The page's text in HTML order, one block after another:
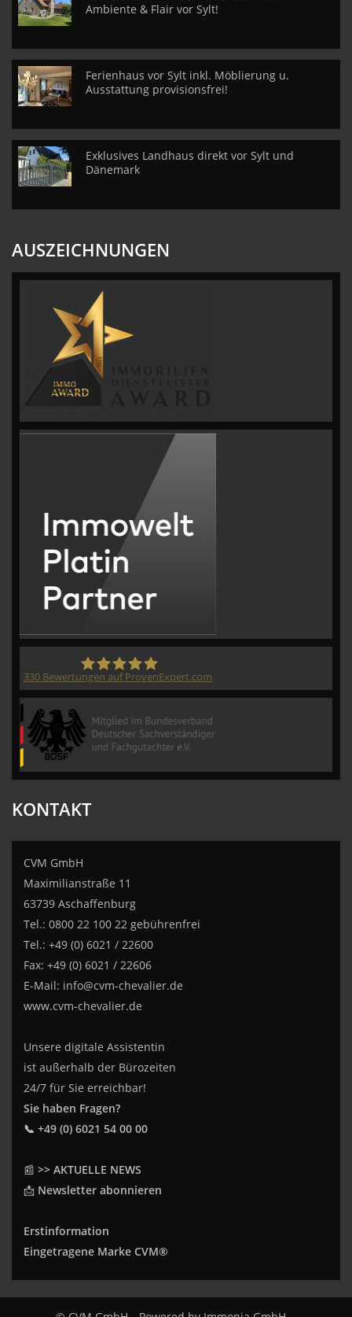
Ambiente & Flair vor Sylt!
Ferienhaus vor Sylt inkl. Möblierung u.
Ausstattung provisionsfrei!
Exklusives Landhaus direkt vor Sylt und
Dänemark
AUSZEICHNUNGEN
330 Bewertungen auf ProvenExpert.com
KONTAKT
CVM GmbH
Maximilianstraße 11
63739 Aschaffenburg
Tel.: 0800 22 100 22 gebührenfrei
Tel.: +49 (0) 6021 / 22600
Fax: +49 (0) 6021 / 22606
E-Mail: info@cvm-chevalier.de
www.cvm-chevalier.de
Unsere digitale Assistentin
ist außerhalb der Bürozeiten
24/7 für Sie erreichbar!
Sie haben Fragen?
📞 +49 (0) 6021 54 00 00
📰 >> AKTUELLE NEWS
📩 Newsletter abonnieren
Erstinformation
Eingetragene Marke CVM®